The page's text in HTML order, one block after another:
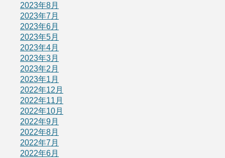
2023年8月
2023年7月
2023年6月
2023年5月
2023年4月
2023年3月
2023年2月
2023年1月
2022年12月
2022年11月
2022年10月
2022年9月
2022年8月
2022年7月
2022年6月